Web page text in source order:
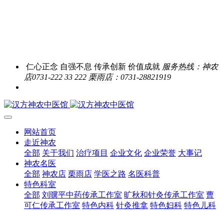
仁心正念 自强不息 传承创新 价值成就 服务热线：神农
店0731-222 33 222 栗雨店：0731-28821919
网站首页
走近神农
全部 关于我们 治疗项目 企业文化 企业荣誉 大事记
神农名医
全部 神农店 栗雨店 学医之路 名医科普
特色科室
全部 刘骥平中药传承工作室 旷秋和针灸传承工作室 曹
可仁传承工作室 特色内科 针灸推拿 特色妇科 特色儿科